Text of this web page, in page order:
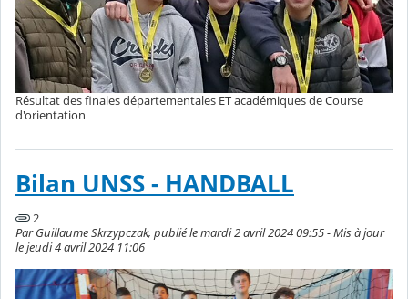
Résultat des finales départementales ET académiques de Course
d'orientation
Bilan UNSS - HANDBALL
2
Par Guillaume Skrzypczak, publié le mardi 2 avril 2024 09:55 - Mis à jour
le jeudi 4 avril 2024 11:06